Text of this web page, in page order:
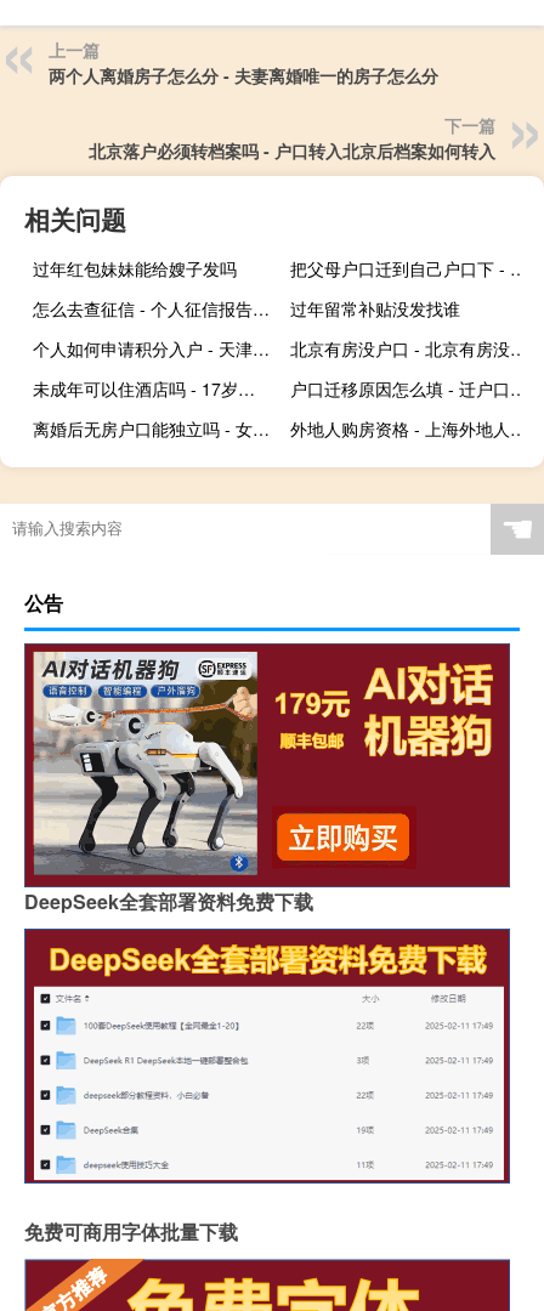
上一篇
两个人离婚房子怎么分 - 夫妻离婚唯一的房子怎么分
下一篇
北京落户必须转档案吗 - 户口转入北京后档案如何转入
相关问题
过年红包妹妹能给嫂子发吗
把父母户口迁到自己户口下 - 老人户口落到子女房子里
怎么去查征信 - 个人征信报告怎么查
过年留常补贴没发找谁
个人如何申请积分入户 - 天津积分落户必须单位申请吗
北京有房没户口 - 北京有房没户口的影响
未成年可以住酒店吗 - 17岁能不能单独住酒店
户口迁移原因怎么填 - 迁户口申请理由有几种
离婚后无房户口能独立吗 - 女方离婚没房子能自立户主吗
外地人购房资格 - 上海外地人购房资格
☚
公告
DeepSeek全套部署资料免费下载
免费可商用字体批量下载